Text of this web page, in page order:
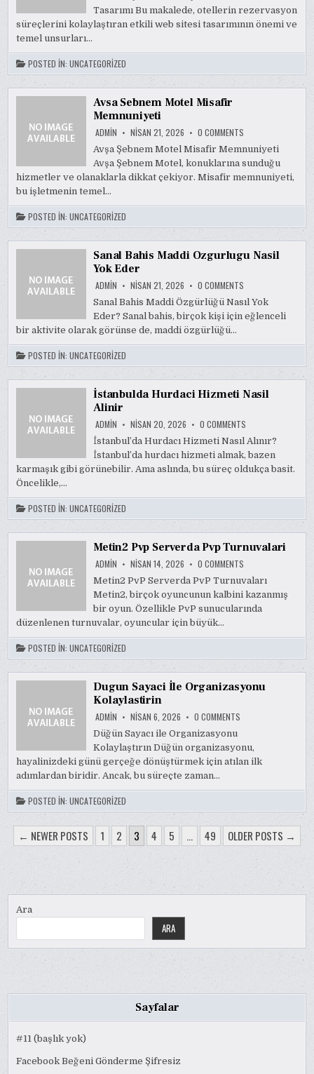
WEB
SITESI
TASARIMI
Tasarımı Bu makalede, otellerin rezervasyon
süreçlerini kolaylaştıran etkili web sitesi tasarımının önemi ve
temel unsurları…
POSTED IN:UNCATEGORIZED
Avsa Sebnem Motel Misafir
Memnuniyeti
ADMIN NISAN 21, 2026 0 COMMENTS
SEBNEM
MOTEL
MISAFIR
MEMNUNIYETI
Avşa Şebnem Motel Misafir Memnuniyeti
Avşa Şebnem Motel, konuklarına sunduğu
hizmetler ve olanaklarla dikkat çekiyor. Misafir memnuniyeti,
bu işletmenin temel…
POSTED IN:UNCATEGORIZED
Sanal Bahis Maddi Ozgurlugu Nasil
Yok Eder
ADMIN NISAN 21, 2026 0 COMMENTS
BAHIS
MADDI
OZGURLUGU
EDER
Sanal Bahis Maddi Özgürlüğü Nasıl Yok
Eder? Sanal bahis, birçok kişi için eğlenceli
bir aktivite olarak görünse de, maddi özgürlüğü…
POSTED IN:UNCATEGORIZED
İstanbulda Hurdaci Hizmeti Nasil
Alinir
ADMIN NISAN 20, 2026 0 COMMENTS
HURDACI
HIZMETI
NASIL
ALINIR
İstanbul’da Hurdacı Hizmeti Nasıl Alınır?
İstanbul’da hurdacı hizmeti almak, bazen
karmaşık gibi görünebilir. Ama aslında, bu süreç oldukça basit.
Öncelikle,…
POSTED IN:UNCATEGORIZED
Metin2 Pvp Serverda Pvp Turnuvalari
ADMIN NISAN 14, 2026 0 COMMENTS
PVP
SERVERDA
PVP
TURNUVALARI
Metin2 PvP Serverda PvP Turnuvaları
Metin2, birçok oyuncunun kalbini kazanmış
bir oyun. Özellikle PvP sunucularında
düzenlenen turnuvalar, oyuncular için büyük…
POSTED IN:UNCATEGORIZED
Dugun Sayaci İle Organizasyonu
Kolaylastirin
ADMIN NISAN 6, 2026 0 COMMENTS
ORGANIZASYONU
KOLAYLASTIRIN
Düğün Sayacı ile Organizasyonu
Kolaylaştırın Düğün organizasyonu,
hayalinizdeki günü gerçeğe dönüştürmek için atılan ilk
adımlardan biridir. Ancak, bu süreçte zaman…
POSTED IN:UNCATEGORIZED
YAZI
SAYFALAMASI
← NEWER POSTS 1 2 3 4 5 … 49 OLDER POSTS →
Ara
ARA
Sayfalar
#11 (başlık yok)
Facebook Beğeni Gönderme Şifresiz